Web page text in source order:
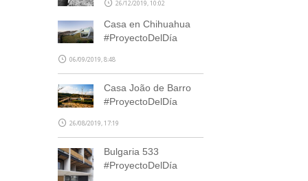
26/12/2019, 10:02
Casa en Chihuahua
#ProyectoDelDía
06/09/2019, 8:48
Casa João de Barro
#ProyectoDelDía
26/08/2019, 17:19
Bulgaria 533
#ProyectoDelDía